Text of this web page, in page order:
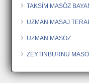
TAKSİM MASÖZ
UZMAN MASAJ
UZMAN MASÖZ
ZEYTİNBURNU